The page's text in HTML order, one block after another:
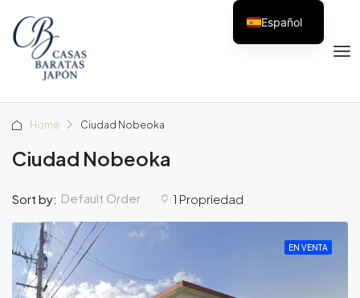
Home Ciudad Nobeoka
Ciudad Nobeoka
1 Propriedad
Sort by: Default Order
EN VENTA
Español